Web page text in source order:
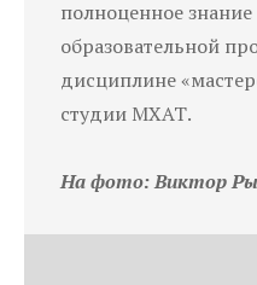
полноценное знание
образовательной
дисциплине
студии МХАТ.
На фото: Виктор